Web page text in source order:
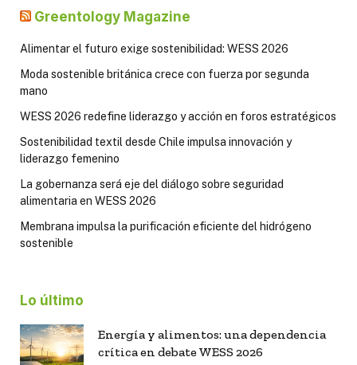
Greentology Magazine
Alimentar el futuro exige sostenibilidad: WESS 2026
Moda sostenible británica crece con fuerza por segunda
mano
WESS 2026 redefine liderazgo y acción en foros estratégicos
Sostenibilidad textil desde Chile impulsa innovación y
liderazgo femenino
La gobernanza será eje del diálogo sobre seguridad
alimentaria en WESS 2026
Membrana impulsa la purificación eficiente del hidrógeno
sostenible
Lo último
Energía y alimentos: una dependencia
crítica en debate WESS 2026